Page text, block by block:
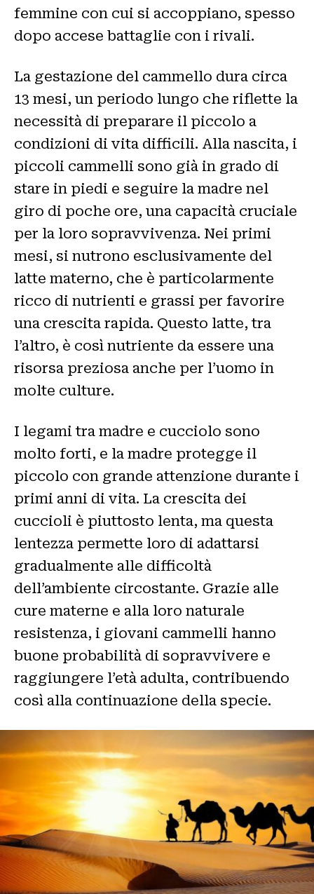
femmine con cui si accoppiano, spesso
dopo accese battaglie con i rivali.
La gestazione del cammello dura circa
13 mesi, un periodo lungo che riflette la
necessità di preparare il piccolo a
condizioni di vita difficili. Alla nascita, i
piccoli cammelli sono già in grado di
stare in piedi e seguire la madre nel
giro di poche ore, una capacità cruciale
per la loro sopravvivenza. Nei primi
mesi, si nutrono esclusivamente del
latte materno, che è particolarmente
ricco di nutrienti e grassi per favorire
una crescita rapida. Questo latte, tra
l’altro, è così nutriente da essere una
risorsa preziosa anche per l’uomo in
molte culture.
I legami tra madre e cucciolo sono
molto forti, e la madre protegge il
piccolo con grande attenzione durante i
primi anni di vita. La crescita dei
cuccioli è piuttosto lenta, ma questa
lentezza permette loro di adattarsi
gradualmente alle difficoltà
dell’ambiente circostante. Grazie alle
cure materne e alla loro naturale
resistenza, i giovani cammelli hanno
buone probabilità di sopravvivere e
raggiungere l’età adulta, contribuendo
così alla continuazione della specie.